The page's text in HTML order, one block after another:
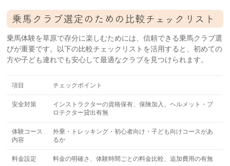
乗馬クラブ選定のための比較チェックリスト
乗馬体験を草原で存分に楽しむためには、信頼できる乗馬クラブ選
びが重要です。以下の比較チェックリストを活用すると、初めての
方や子ども連れでも安心して最適なクラブを見つけられます。
項目 チェックポイント
安全対策
インストラクターの資格保有、保険加入、ヘルメット・プ
ロテクター貸出有無
体験コース
内容
外乗・トレッキング・初心者向け・子ども向けコースがあ
るか
料金設定 料金の明確さ、体験時間ごとの料金比較、追加費用の有無